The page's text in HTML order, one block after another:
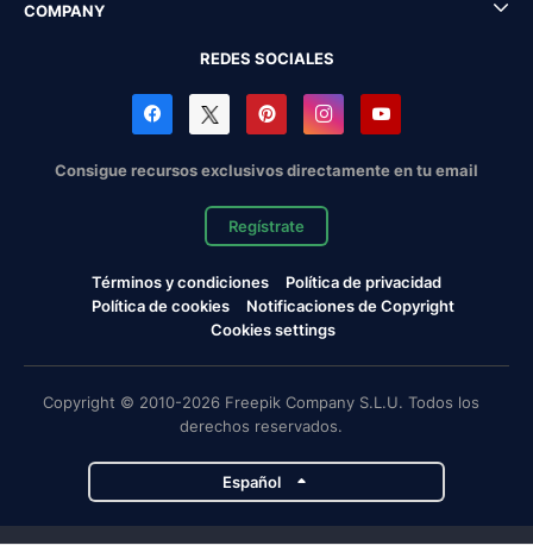
COMPANY
REDES SOCIALES
Consigue recursos exclusivos directamente en tu email
Regístrate
Términos y condiciones
Política de privacidad
Política de cookies
Notificaciones de Copyright
Cookies settings
Copyright © 2010-2026 Freepik Company S.L.U. Todos los
derechos reservados.
Español